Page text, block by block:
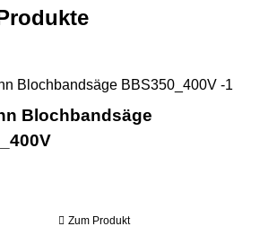
Blochbandsäge
Zum Produkt